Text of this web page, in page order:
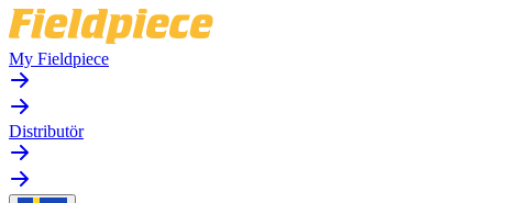
My Fieldpiece
Distributör